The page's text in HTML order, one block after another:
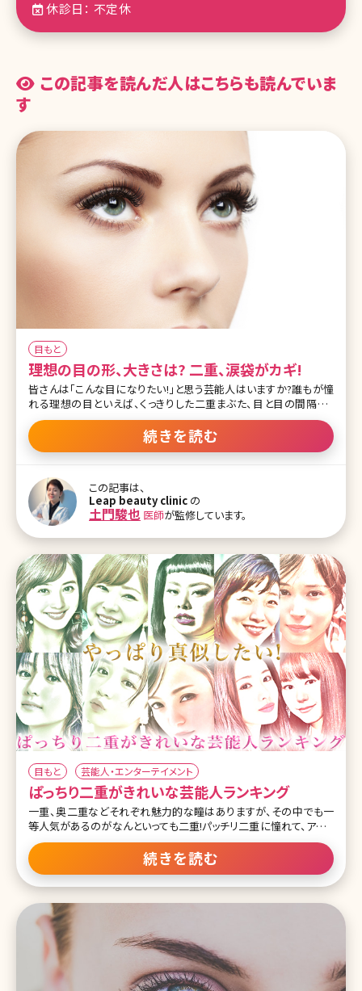
休診日： 不定休
この記事を読んだ人はこちらも読んでいま
す
目もと
理想の目の形、大きさは? 二重、涙袋がカギ!
皆さんは「こんな目になりたい!」と思う芸能人はいますか?誰もが憧
れる理想の目といえば、くっきりした二重まぶた、目と目の間隔、涙
袋、瞳の大きさ……など、いろいろな条件があります。 ここでは理想
の目の条件を挙げながら、いま人気の目を持つ芸能人を紹介してい
きます。また、理想の目に近づけるための美容クリニックでの手術方
ント】二重も涙袋も、『目を大きく見せたい』『中顔面を短くしたい』と
いう願望から、施術を考えている方が多いです。デルブーフ錯視、エビ
ングハウス錯視、ミュラーリヤー錯視などと言ったりします。要は、目
を大きく見せるように錯覚を起こさせています。眼球は大きくならな
いですからね。理想の二重、涙袋がきちんと叶えられるかを担当医師
続きを読む
この記事は、
Leap beauty clinic の
土門駿也 医師が監修しています。
目もと 芸能人・エンターテイメント
ぱっちり二重がきれいな芸能人ランキング
一重、奥二重などそれぞれ魅力的な瞳はありますが、その中でも一
等人気があるのがなんといっても二重!パッチリ二重に憧れて、アイメ
イクをしたことがある人もいるのではないでしょうか。 ここでは、そん
な惚れ惚れするような二重がきれいな芸能人をランキングTOP10に
してまとめています。 第1位橋本環奈 22歳になりました。感覚的に
は、20歳まではすごく長かったのにそこから21歳22歳になるのはすご
様の気持ちに応えられるように頑張りたいと思います。仕事に誠実に
向き合い、そして楽しんでいきたいと思います。
pic.twitter.com/AfC0F7Q7MF— 橋本環奈 (@H_KANNA_0203)
February 3, 2021 第1位は広すぎない自然な二重の幅が美しい橋本
環奈さん。 目頭部分
続きを読む